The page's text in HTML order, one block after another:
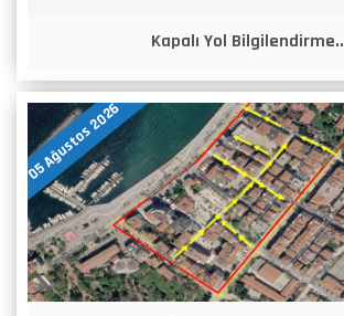
Kapalı Yol Bilgilendirme..
05 Ağustos 2026